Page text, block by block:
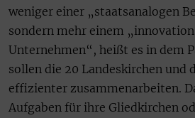
weniger einer „staatsanalogen
sondern mehr einem
Unternehmen“, heißt es in dem
sollen die 20 Landeskirchen und
effizienter zusammenarbeiten.
Aufgaben für ihre Gliedkirchen